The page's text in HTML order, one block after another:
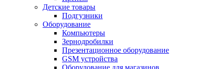
Детские товары
Подгузники
Оборудование
Компьютеры
Зернодробилки
Презентационное оборудование
GSM устройства
Оборудование для магазинов